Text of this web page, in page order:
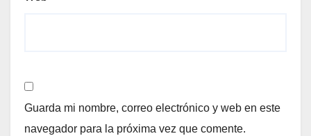
Guarda mi nombre, correo electrónico y web en este
navegador para la próxima vez que comente.